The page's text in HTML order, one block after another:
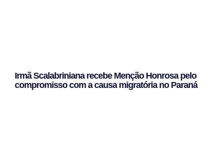
Irmã Scalabriniana recebe Menção Honrosa pelo
compromisso com a causa migratória no Paraná